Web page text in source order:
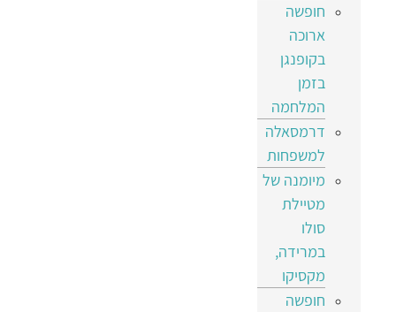
חופשה
ארוכה
בקופנגן
בזמן
המלחמה
דרמסאלה
למשפחות
מיומנה של
מטיילת
סולו
במרידה,
מקסיקו
חופשה